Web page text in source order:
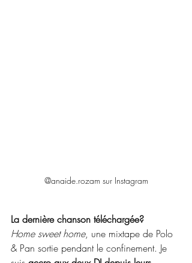
@anaide.rozam sur Instagram
La dernière chanson téléchargée?
Home sweet home, une mixtape de Polo
& Pan sortie pendant le confinement. Je